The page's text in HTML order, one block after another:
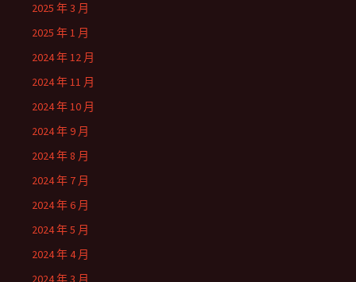
2025 年 3 月
2025 年 1 月
2024 年 12 月
2024 年 11 月
2024 年 10 月
2024 年 9 月
2024 年 8 月
2024 年 7 月
2024 年 6 月
2024 年 5 月
2024 年 4 月
2024 年 3 月